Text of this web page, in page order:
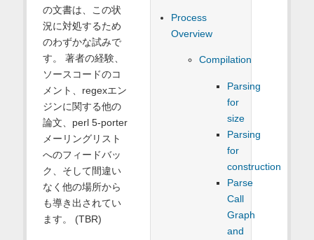
Process
Overview
Compilation
Parsing
for
size
Parsing
for
construction
Parse
Call
Graph
and
の文書は、この状
況に対処するため
のわずかな試みで
す。 著者の経験、
ソースコードのコ
メント、regexエン
ジンに関する他の
論文、perl 5-porter
メーリングリスト
へのフィードバッ
ク、そして間違い
なく他の場所から
も導き出されてい
ます。 (TBR)